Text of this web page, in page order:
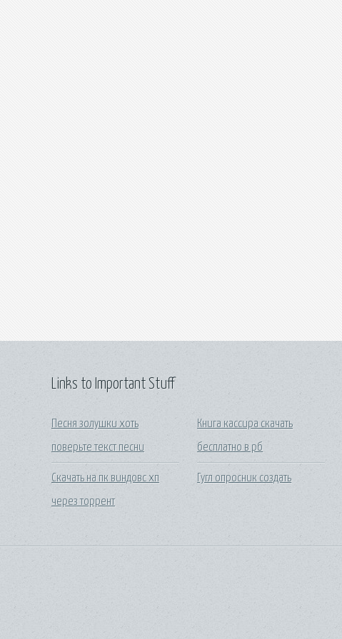
Links to Important Stuff
Песня золушки хоть
поверьте текст песни
Скачать на пк виндовс хп
через торрент
Книга кассира скачать
бесплатно в рб
Гугл опросник создать